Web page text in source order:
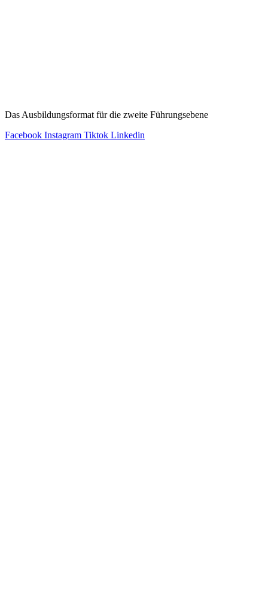
Das Ausbildungsformat für die zweite Führungsebene
Facebook Instagram Tiktok Linkedin